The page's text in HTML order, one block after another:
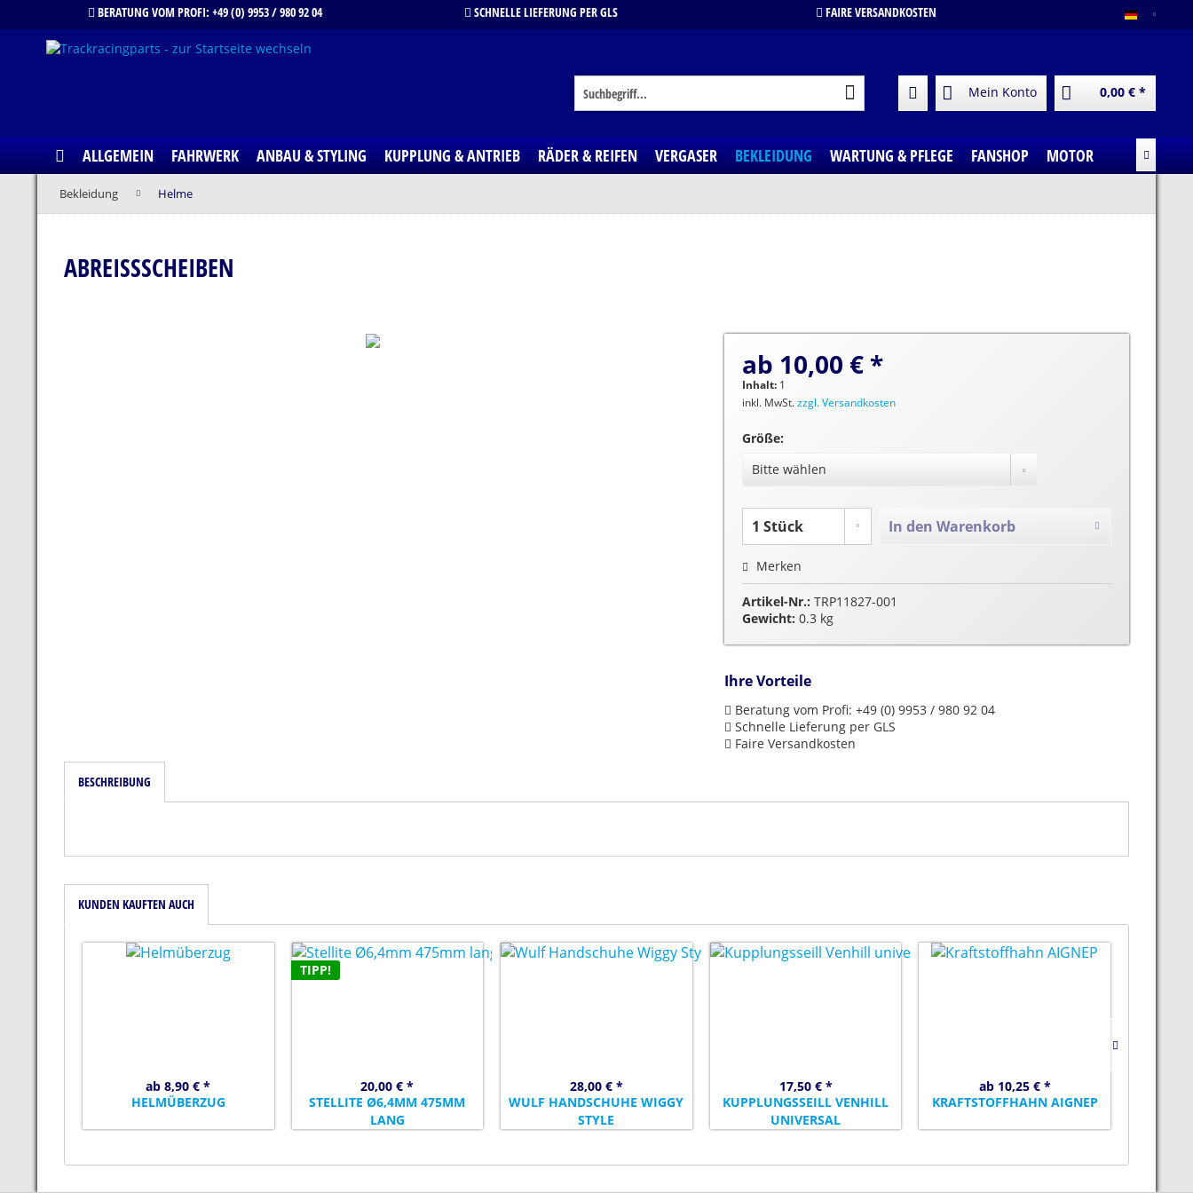
BERATUNG VOM PROFI: +49 (0) 9953 / 980 92 04 SCHNELLE LIEFERUNG PER GLS FAIRE VERSANDKOSTEN DE
Mein Konto 0,00 € *
ALLGEMEIN FAHRWERK ANBAU & STYLING KUPPLUNG & ANTRIEB RÄDER & REIFEN VERGASER BEKLEIDUNG WARTUNG & PFLEGE FANSHOP MOTOR 
Bekleidung Helme
ABREISSSCHEIBEN
ab 10,00 € *
Inhalt: 1
inkl. MwSt.zzgl. Versandkosten
Größe:
In den Warenkorb
Merken
Artikel-Nr.: TRP11827-001
Gewicht: 0.3 kg
Ihre Vorteile
Beratung vom Profi: +49 (0) 9953 / 980 92 04
Schnelle Lieferung per GLS
Faire Versandkosten
BESCHREIBUNG
KUNDEN KAUFTEN AUCH
ab 8,90 € *
HELMÜBERZUG
TIPP!
20,00 € *
STELLITE Ø6,4MM 475MM
LANG
28,00 € *
WULF HANDSCHUHE WIGGY
STYLE
17,50 € *
KUPPLUNGSSEILL VENHILL
UNIVERSAL
ab 10,25 € *
KRAFTSTOFFHAHN AIGNEP